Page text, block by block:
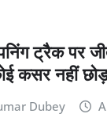
ट्रैक पर
कसर नहीं
Dubey